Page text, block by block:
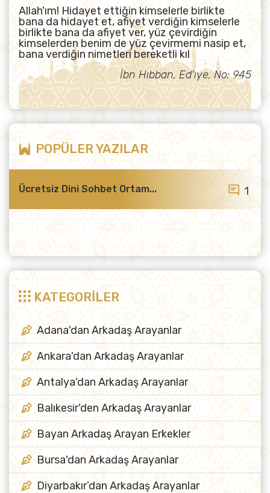
Allah'ım! Hidayet ettiğin kimselerle birlikte
bana da hidayet et, afiyet verdiğin kimselerle
birlikte bana da afiyet ver, yüz çevirdiğin
kimselerden benim de yüz çevirmemi nasip et,
bana verdiğin nimetleri bereketli kıl
İbn Hıbban, Ed'ıye, No: 945
POPÜLER YAZILAR
Ücretsiz Dini Sohbet Ortam... 1
KATEGORİLER
Adana'dan Arkadaş Arayanlar
Ankara'dan Arkadaş Arayanlar
Antalya'dan Arkadaş Arayanlar
Balıkesir'den Arkadaş Arayanlar
Bayan Arkadaş Arayan Erkekler
Bursa'dan Arkadaş Arayanlar
Diyarbakır’dan Arkadaş Arayanlar